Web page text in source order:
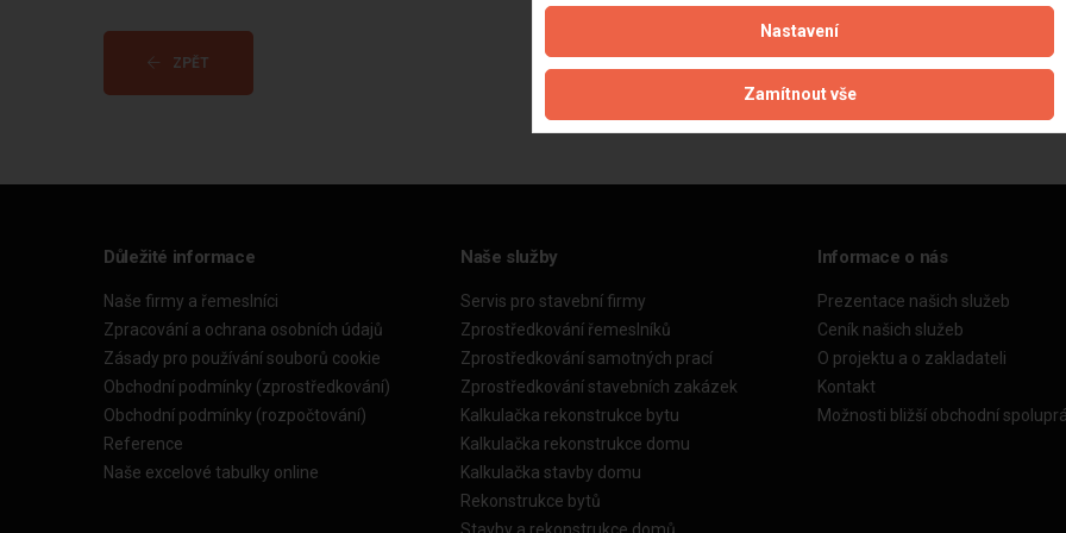
ZPĚT
Důležité informace
Naše firmy a řemeslníci
Zpracování a ochrana osobních údajů
Zásady pro používání souborů cookie
Obchodní podmínky (zprostředkování)
Obchodní podmínky (rozpočtování)
Reference
Naše excelové tabulky online
Naše služby
Servis pro stavební firmy
Zprostředkování řemeslníků
Zprostředkování samotných prací
Zprostředkování stavebních zakázek
Kalkulačka rekonstrukce bytu
Kalkulačka rekonstrukce domu
Kalkulačka stavby domu
Rekonstrukce bytů
Informace o nás
Prezentace našich služeb
Ceník našich služeb
O projektu a o zakladateli
Kontakt
Možnosti bližší obchodní
Nastavení
Zamítnout vše